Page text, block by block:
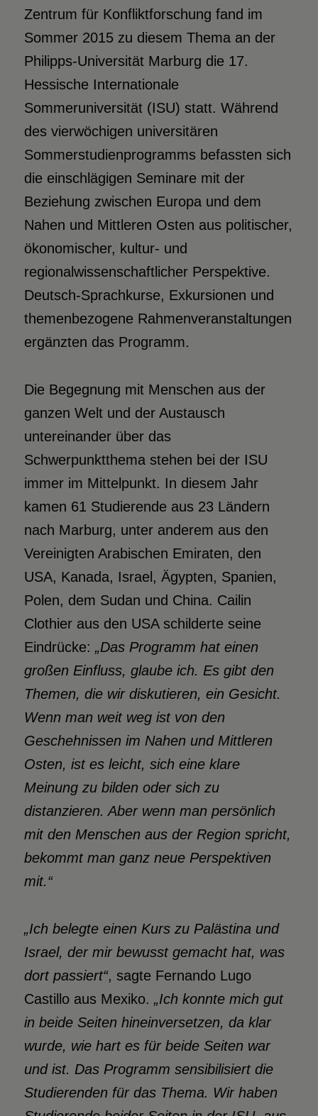
Zentrum für Konfliktforschung fand im
Sommer 2015 zu diesem Thema an der
Philipps-Universität Marburg die 17.
Hessische Internationale
Sommeruniversität (ISU) statt. Während
des vierwöchigen universitären
Sommerstudienprogramms befassten sich
die einschlägigen Seminare mit der
Beziehung zwischen Europa und dem
Nahen und Mittleren Osten aus politischer,
ökonomischer, kultur- und
regionalwissenschaftlicher Perspektive.
Deutsch-Sprachkurse, Exkursionen und
themenbezogene Rahmenveranstaltungen
ergänzten das Programm.
Die Begegnung mit Menschen aus der
ganzen Welt und der Austausch
untereinander über das
Schwerpunktthema stehen bei der ISU
immer im Mittelpunkt. In diesem Jahr
kamen 61 Studierende aus 23 Ländern
nach Marburg, unter anderem aus den
Vereinigten Arabischen Emiraten, den
USA, Kanada, Israel, Ägypten, Spanien,
Polen, dem Sudan und China. Cailin
Clothier aus den USA schilderte seine
Eindrücke: „Das Programm hat einen
großen Einfluss, glaube ich. Es gibt den
Themen, die wir diskutieren, ein Gesicht.
Wenn man weit weg ist von den
Geschehnissen im Nahen und Mittleren
Osten, ist es leicht, sich eine klare
Meinung zu bilden oder sich zu
distanzieren. Aber wenn man persönlich
mit den Menschen aus der Region spricht,
bekommt man ganz neue Perspektiven
mit.“
„Ich belegte einen Kurs zu Palästina und
Israel, der mir bewusst gemacht hat, was
dort passiert“, sagte Fernando Lugo
Castillo aus Mexiko. „Ich konnte mich gut
in beide Seiten hineinversetzen, da klar
wurde, wie hart es für beide Seiten war
und ist. Das Programm sensibilisiert die
Studierenden für das Thema. Wir haben